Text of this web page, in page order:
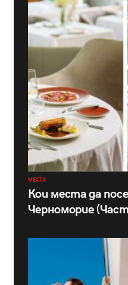
МЕСТА
Кои места да
Черноморие